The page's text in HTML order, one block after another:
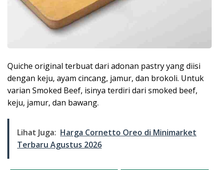
Quiche original terbuat dari adonan pastry yang diisi
dengan keju, ayam cincang, jamur, dan brokoli. Untuk
varian Smoked Beef, isinya terdiri dari smoked beef,
keju, jamur, dan bawang.
Lihat Juga: Harga Cornetto Oreo di Minimarket
Terbaru Agustus 2026